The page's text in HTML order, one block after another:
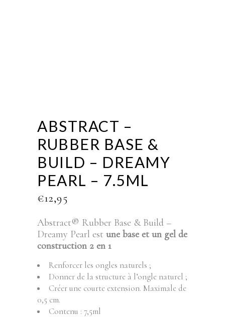
ABSTRACT –
RUBBER BASE &
BUILD – DREAMY
PEARL – 7.5ML
€12,95
Abstract® Rubber Base & Build –
Dreamy Pearl est une base et un gel de
construction 2 en 1
Renforcer les ongles naturels ;
Donner de la structure à l’ongle naturel ;
Créer une courte extension. Maximale de
0,5 cm.
Contenu : 7,5ml